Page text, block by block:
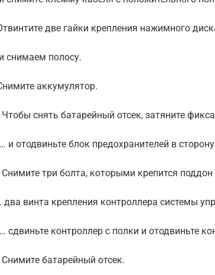
две гайки крепления нажимного
снимаем полосу.
аккумулятор.
Чтобы снять батарейный отсек, затяните
и отодвиньте блок предохранителей в
Снимите три болта, которыми крепится
два винта крепления контроллера системы
сдвиньте контроллер с полки и отодвиньте
Снимите батарейный отсек.